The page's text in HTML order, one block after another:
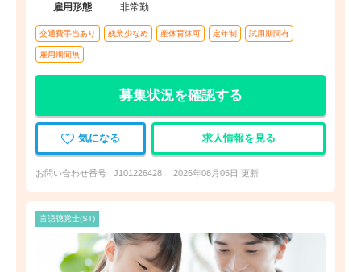
雇用形態
非常勤
交通費手当あり 残業少なめ 産休育休可 定年制 試用期間有
雇用期間無
募集状況を確認する
気になる 求人情報を見る
お問い合わせ番号 : J101226428 2026年08月05日 更新
言語聴覚士(ST)